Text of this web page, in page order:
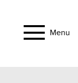
Menu